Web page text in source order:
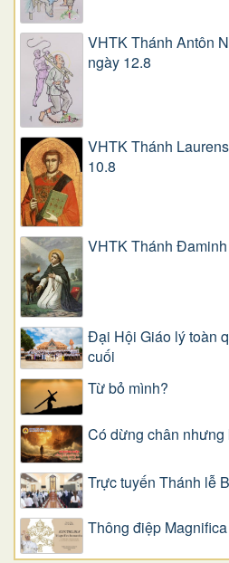
VHTK Thánh Antôn
ngày 12.8
VHTK Thánh
10.8
VHTK Thánh
Đại Hội Giáo lý toàn
cuối
Từ bỏ mình?
Có dừng chân
Trực tuyến Thánh lễ
Thông điệp